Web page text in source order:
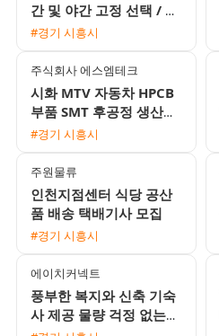
간 및 야간 고정 선택 / 자
동차부품 및 복합기 단순
근버
#경기 시흥시
주식회사 에스엠테크
시화 MTV 자동차 HPCB
부품 SMT 후공정 생산직
모집 통근버스 운행
#경기 시흥시
주원물류
인천지점센터 식당 공산
품 배송 택배기사 모집
#경기 시흥시
에이치커넥트
풍부한 복지와 신축 기숙
사 제공 물량 걱정 없는